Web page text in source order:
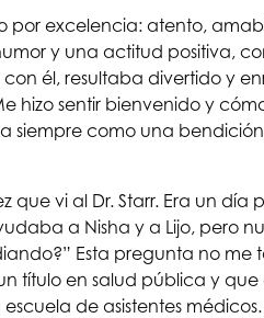
por excelencia: atento,
y una actitud positiva,
él, resultaba divertido y
hizo sentir bienvenido y
siempre como una
que vi al Dr. Starr. Era un
a Nisha y a Lijo, pero
Esta pregunta no
título en salud pública y
escuela de asistentes